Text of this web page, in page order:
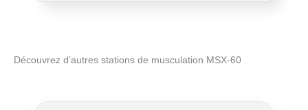
mm + 1740 x 200 x 170 mm + 375 x 335 x 190
Découvrez d’autres stations de musculation MSX-60